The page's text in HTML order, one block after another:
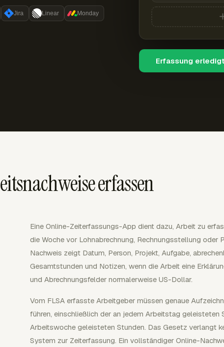
Jira Linear Monday
Erfassung
erfassen
Eine Online-Zeiterfassungs-App dient dazu, Arbeit zu
die Woche vor Lohnabrechnung, Rechnungsstellung oder
Nachweis zeigt Datum, Person, Projekt, Aufgabe,
Gesamtstunden und Notizen, wenn die Arbeit eine
und Abrechnungsfelder normalerweise US-Dollar.
Vom FLSA erfasste Arbeitgeber müssen genaue
führen, einschließlich der an jedem Arbeitstag geleisteten
Arbeitswoche geleisteten Stunden. Das Gesetz verlangt
System zur Zeiterfassung. Ein vollständiger Online-